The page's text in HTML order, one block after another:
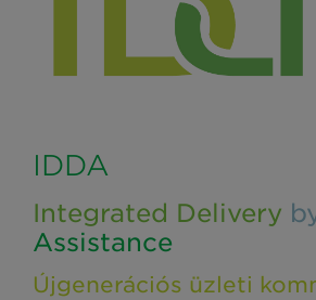
IDDA
Integrated Delivery
Assistance
Újgenerációs üzleti